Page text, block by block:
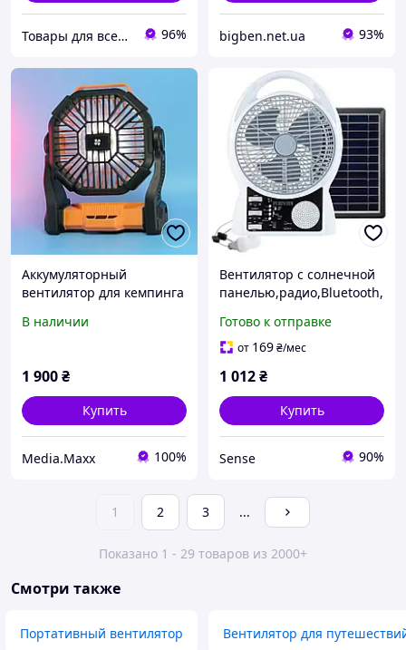
Товары для всех в интернет-магазине «Avocado» 96%
л,
bigben.net.ua 93%
Аккумуляторный
вентилятор для кемпинга
и Power Bank
В наличии
1 900₴
Купить
Media.Maxx 100%
Вентилятор с солнечной
панелью,радио,Bluetooth,
Походный вентилятор
для кемпинга MP
Готово к отправке
от 169₴/мес
1 012₴
Купить
Sense 90%
1 2 3 ...
Показано 1 - 29 товаров из 2000+
Смотри также
Портативный вентилятор Вентилятор для